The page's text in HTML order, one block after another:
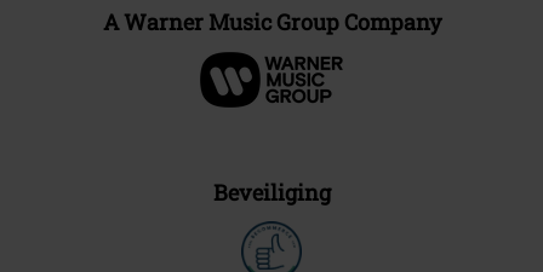
A Warner Music Group Company
Beveiliging